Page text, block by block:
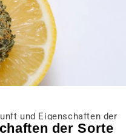
und Eigenschaften der
der Sorte